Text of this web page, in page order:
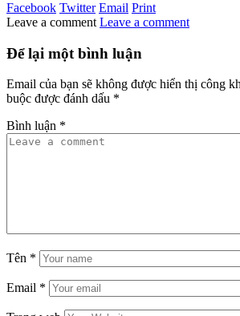
Facebook Twitter Email Print
Leave a comment Leave a comment
Để lại một bình luận
Email của bạn sẽ không được hiển thị công
buộc được đánh dấu *
Bình luận *
Tên *
Email *